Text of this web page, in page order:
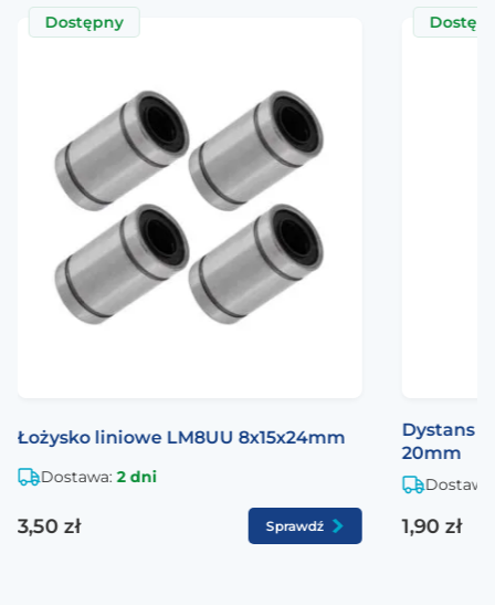
Łożysko liniowe LM8UU 8x15x24mm
Dostawa:2 dni
3,50 zł Sprawdź
Dostępny
Dystans
20mm
1,90 zł